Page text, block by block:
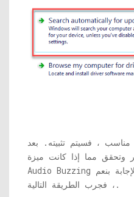
، فسيتم تثبيته. بعد
وتحقق مما إذا كانت ميزة
Audio Buzzing لا تزال موجودة. إذا كانت الإجابة بنعم
، فجرب الطريقة التالية.